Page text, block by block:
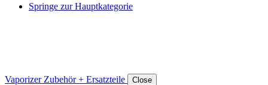
Springe zur Hauptkategorie
Vaporizer Zubehör + Ersatzteile Close